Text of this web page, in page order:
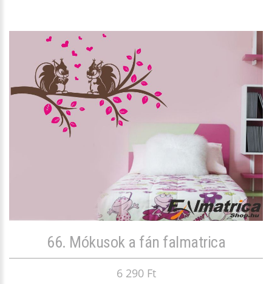
66. Mókusok a fán falmatrica
6 290 Ft